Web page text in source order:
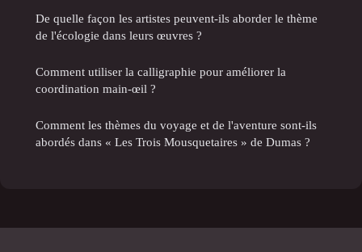
De quelle façon les artistes peuvent-ils aborder le thème
de l'écologie dans leurs œuvres ?
Comment utiliser la calligraphie pour améliorer la
coordination main-œil ?
Comment les thèmes du voyage et de l'aventure sont-ils
abordés dans « Les Trois Mousquetaires » de Dumas ?